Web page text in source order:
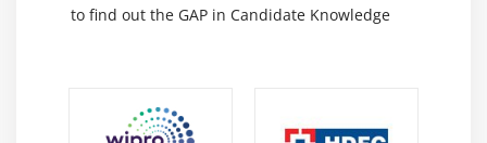
to find out the GAP in Candidate Knowledge